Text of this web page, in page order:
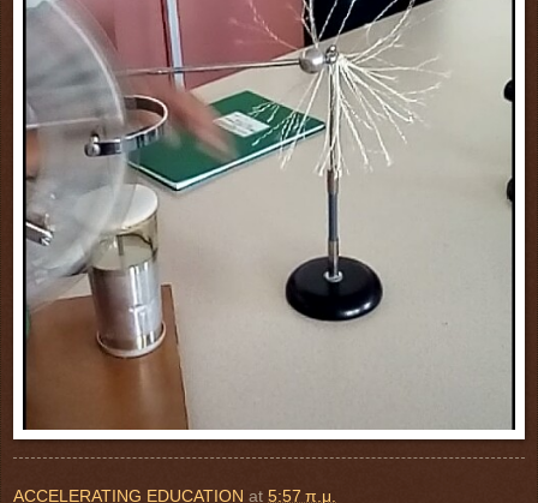
ACCELERATING EDUCATION at 5:57 π.μ.